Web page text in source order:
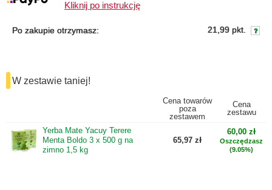
Kliknij po instrukcję
Po zakupie otrzymasz: 21,99 pkt.
W zestawie taniej!
Cena towarów
poza
zestawem
Cena
zestawu
Yerba Mate Yacuy Terere
Menta Boldo 3 x 500 g na
zimno 1,5 kg
65,97 zł
60,00 zł
Oszczędzasz
(9.05%)